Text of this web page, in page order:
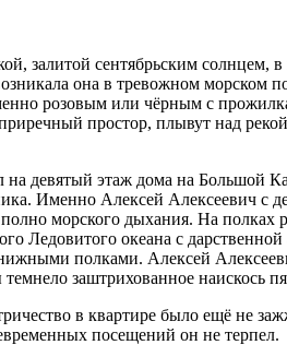
залитой сентябрьским
она в тревожном морском
розовым или чёрным с
простор, плывут над рекой
на девятый этаж дома на
Именно Алексей Алексеевич с
морского дыхания. На
Ледовитого океана с
полками. Алексей
заштрихованное наискось
в квартире было ещё не
посещений он не терпел.